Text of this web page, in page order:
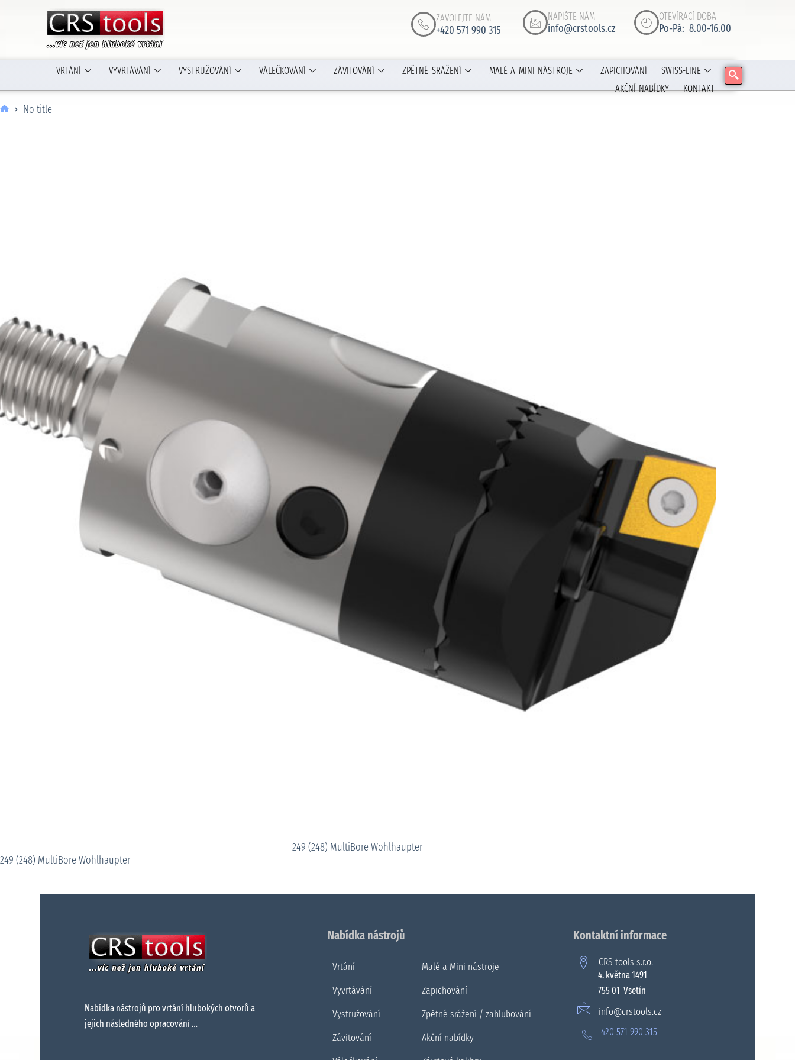
ZAVOLEJTE NÁM
+420 571 990 315
NAPIŠTE NÁM
info@crstools.cz
OTEVÍRACÍ DOBA
Po-Pá: 8.00-16.00
VRTÁNÍ VYVRTÁVÁNÍ VYSTRUŽOVÁNÍ VÁLEČKOVÁNÍ ZÁVITOVÁNÍ ZPĚTNÉ SRÁŽENÍ MALÉ A MINI NÁSTROJE ZAPICHOVÁNÍ
SWISS-LINE
AKČNÍ NABÍDKY
KONTAKT
No title
249 (248) MultiBore Wohlhaupter
249 (248) MultiBore Wohlhaupter
Nabídka nástrojů pro vrtání hlubokých otvorů a
jejich následného opracování …
Nabídka nástrojů
Vrtání
Vyvrtávání
Vystružování
Závitování
Malé a Mini nástroje
Zapichování
Zpětné srážení / zahlubování
Akční nabídky
Kontaktní informace
CRS tools s.r.o.
4. května 1491
755 01 Vsetín
info@crstools.cz
+420 571 990 315